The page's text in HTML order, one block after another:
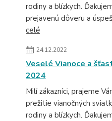
rodiny a blízkych.
prejavenú dôveru a
celé
24.12.2022
Veselé Vianoce a
2024
Milí zákazníci, prajeme
prežitie vianočných
rodiny a blízkych.